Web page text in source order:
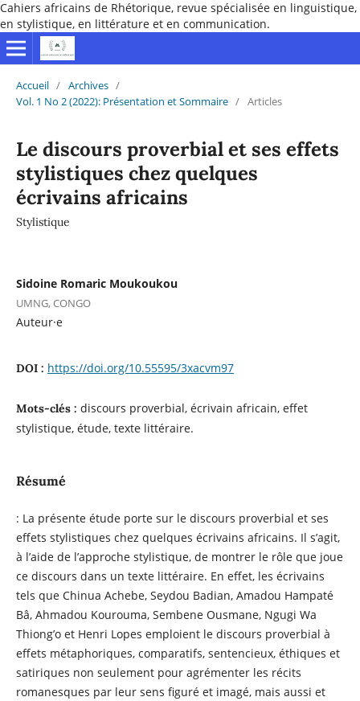
Cahiers africains de Rhétorique, revue spécialisée en linguistique,
en stylistique, en littérature et en communication.
Accueil / Archives /
Vol. 1 No 2 (2022): Présentation et Sommaire / Articles
Le discours proverbial et ses effets
stylistiques chez quelques
écrivains africains
Stylistique
Sidoine Romaric Moukoukou
UMNG, CONGO
Auteur·e
DOI : https://doi.org/10.55595/3xacvm97
Mots-clés : discours proverbial, écrivain africain, effet
stylistique, étude, texte littéraire.
Résumé
: La présente étude porte sur le discours proverbial et ses
effets stylistiques chez quelques écrivains africains. Il s’agit,
à l’aide de l’approche stylistique, de montrer le rôle que joue
ce discours dans un texte littéraire. En effet, les écrivains
tels que Chinua Achebe, Seydou Badian, Amadou Hampaté
Bâ, Ahmadou Kourouma, Sembene Ousmane, Ngugi Wa
Thiong’o et Henri Lopes emploient le discours proverbial à
effets métaphoriques, comparatifs, sentencieux, éthiques et
satiriques non seulement pour agrémenter les récits
romanesques par leur sens figuré et imagé, mais aussi et